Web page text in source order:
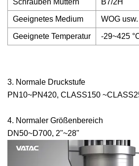
Schrauben Muttern B7/2H
Geeignetes Medium WOG usw.
Geeignete Temperatur -29~425
3. Normale Druckstufe
PN10~PN420, CLASS150
4. Normaler Größenbereich
DN50~D700, 2"~28"